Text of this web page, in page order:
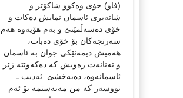
(فاو) خۆی وه‌كوو شاكۆتر و
شاته‌یری ئاسمان نمایش ده‌كات و
خۆی ده‌سه‌ڵمێنێ و به‌م هۆیه‌وه‌ هه‌م
سه‌رنجه‌كان بۆ خۆی ده‌بات،
هه‌میش دیمه‌نێكی جوان به‌ ئاسمان
و ته‌نانه‌ت زه‌ویش كه‌ ده‌كه‌وێته‌ ژێر
ئاسمانه‌وه‌، ده‌به‌خشێ. ئه‌دیب ـ
نووسه‌ر كه‌ من مه‌به‌ستمه‌ بۆ ئه‌م